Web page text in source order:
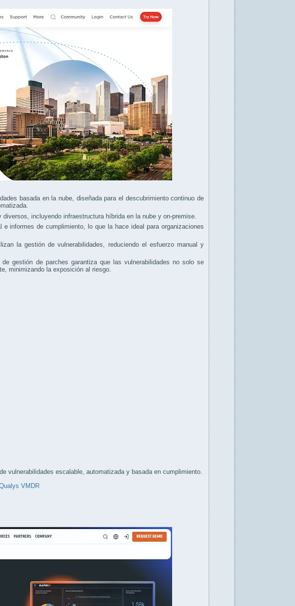
basada en la nube, diseñada para el descubrimiento continuo de
incluyendo infraestructura híbrida en la nube y on-premise.
informes de cumplimiento, lo que la hace ideal para organizaciones
la gestión de vulnerabilidades, reduciendo el esfuerzo manual y
gestión de parches garantiza que las vulnerabilidades no solo se
minimizando la exposición al riesgo.
vulnerabilidades escalable, automatizada y basada en cumplimiento.
VMDR